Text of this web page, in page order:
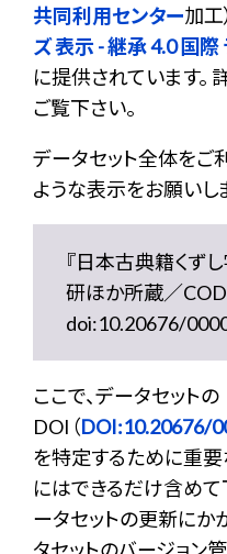
共同利用センター加工
ズ 表示 - 継承 4.0 国際
に提供されています。
ご覧下さい。
データセット全体をご
ような表示をお願いし
『日本古典籍くずし
研ほか所蔵／
doi:10.20676/
ここで、データセットの
DOI（DOI:10.20676/
を特定するために重
にはできるだけ含めて
ータセットの更新にか